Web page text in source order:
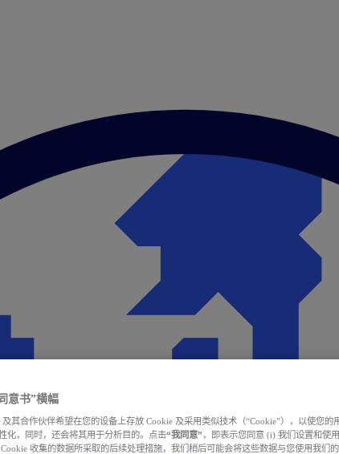
意书”横幅
及其合作伙伴希望在您的设备上存放 Cookie 及采用类似技术（“Cookie”），以使您的
化，同时，还会将其用于分析目的。点击“我同意” ，即表示您同意 (i) 我们设置和使
收集的数据所采取的后续处理措施，我们稍后可能会将这些数据与您使用我们